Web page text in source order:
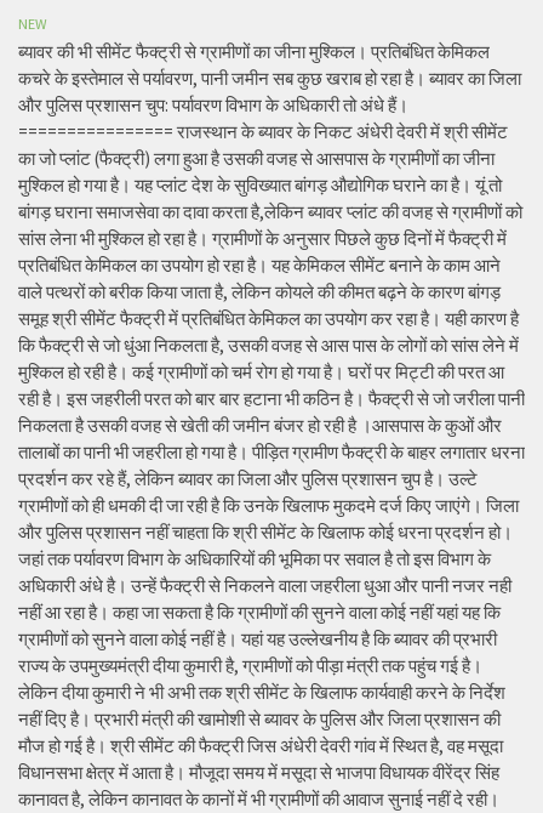
NEW
ब्यावर की भी सीमेंट फैक्ट्री से ग्रामीणों का जीना मुश्किल। प्रतिबंधित केमिकल
कचरे के इस्तेमाल से पर्यावरण, पानी जमीन सब कुछ खराब हो रहा है। ब्यावर का जिला
और पुलिस प्रशासन चुप: पर्यावरण विभाग के अधिकारी तो अंधे हैं।
================ राजस्थान के ब्यावर के निकट अंधेरी देवरी में श्री सीमेंट
का जो प्लांट (फैक्ट्री) लगा हुआ है उसकी वजह से आसपास के ग्रामीणों का जीना
मुश्किल हो गया है। यह प्लांट देश के सुविख्यात बांगड़ औद्योगिक घराने का है। यूं तो
बांगड़ घराना समाजसेवा का दावा करता है,लेकिन ब्यावर प्लांट की वजह से ग्रामीणों को
सांस लेना भी मुश्किल हो रहा है। ग्रामीणों के अनुसार पिछले कुछ दिनों में फैक्ट्री में
प्रतिबंधित केमिकल का उपयोग हो रहा है। यह केमिकल सीमेंट बनाने के काम आने
वाले पत्थरों को बरीक किया जाता है, लेकिन कोयले की कीमत बढ़ने के कारण बांगड़
समूह श्री सीमेंट फैक्ट्री में प्रतिबंधित केमिकल का उपयोग कर रहा है। यही कारण है
कि फैक्ट्री से जो धुंआ निकलता है, उसकी वजह से आस पास के लोगों को सांस लेने में
मुश्किल हो रही है। कई ग्रामीणों को चर्म रोग हो गया है। घरों पर मिट्टी की परत आ
रही है। इस जहरीली परत को बार बार हटाना भी कठिन है। फैक्ट्री से जो जरीला पानी
निकलता है उसकी वजह से खेती की जमीन बंजर हो रही है ।आसपास के कुओं और
तालाबों का पानी भी जहरीला हो गया है। पीड़ित ग्रामीण फैक्ट्री के बाहर लगातार धरना
प्रदर्शन कर रहे हैं, लेकिन ब्यावर का जिला और पुलिस प्रशासन चुप है। उल्टे
ग्रामीणों को ही धमकी दी जा रही है कि उनके खिलाफ मुकदमे दर्ज किए जाएंगे। जिला
और पुलिस प्रशासन नहीं चाहता कि श्री सीमेंट के खिलाफ कोई धरना प्रदर्शन हो।
जहां तक पर्यावरण विभाग के अधिकारियों की भूमिका पर सवाल है तो इस विभाग के
अधिकारी अंधे है। उन्हें फैक्ट्री से निकलने वाला जहरीला धुआ और पानी नजर नही
नहीं आ रहा है। कहा जा सकता है कि ग्रामीणों की सुनने वाला कोई नहीं यहां यह कि
ग्रामीणों को सुनने वाला कोई नहीं है। यहां यह उल्लेखनीय है कि ब्यावर की प्रभारी
राज्य के उपमुख्यमंत्री दीया कुमारी है, ग्रामीणों को पीड़ा मंत्री तक पहुंच गई है।
लेकिन दीया कुमारी ने भी अभी तक श्री सीमेंट के खिलाफ कार्यवाही करने के निर्देश
नहीं दिए है। प्रभारी मंत्री की खामोशी से ब्यावर के पुलिस और जिला प्रशासन की
मौज हो गई है। श्री सीमेंट की फैक्ट्री जिस अंधेरी देवरी गांव में स्थित है, वह मसूदा
विधानसभा क्षेत्र में आता है। मौजूदा समय में मसूदा से भाजपा विधायक वीरेंद्र सिंह
कानावत है, लेकिन कानावत के कानों में भी ग्रामीणों की आवाज सुनाई नहीं दे रही।